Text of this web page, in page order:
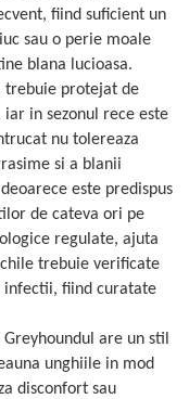
fiind suficient un
sau o perie moale
blana lucioasa.
trebuie protejat de
in sezonul rece este
nu tolereaza
si a blanii
este predispus
de cateva ori pe
regulate, ajuta
trebuie verificate
infectii, fiind curatate
are un stil
unghiile in mod
disconfort sau